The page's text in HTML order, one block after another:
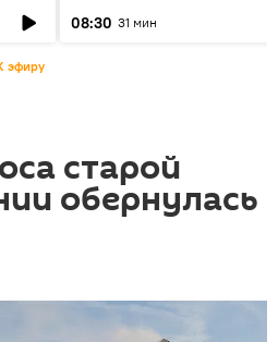
08:30 31 мин
эфиру
старой
обернулась